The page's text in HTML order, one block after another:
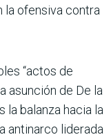
la ofensiva contra
“actos de
asunción de De la
la balanza hacia la
antinarco liderada